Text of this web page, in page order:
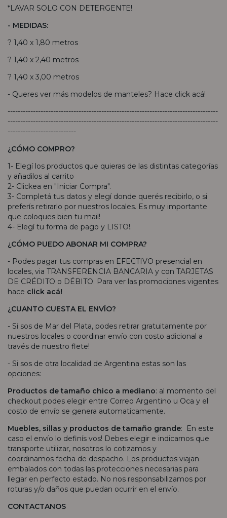
*LAVAR SOLO CON DETERGENTE!
- MEDIDAS:
? 1,40 x 1,80 metros
? 1,40 x 2,40 metros
? 1,40 x 3,00 metros
- Queres ver más modelos de manteles? Hace click acá!
-----------------------------------------------------------------------------------
-----------------------------------------------------------------------------------
---------------------------
¿CÓMO COMPRO?
1- Elegí los productos que quieras de las distintas categorías
y añadilos al carrito
2- Clickea en "Iniciar Compra".
3- Completá tus datos y elegí donde querés recibirlo, o si
preferís retirarlo por nuestros locales. Es muy importante
que coloques bien tu mail!
4- Elegí tu forma de pago y LISTO!.
¿CÓMO PUEDO ABONAR MI COMPRA?
- Podes pagar tus compras en EFECTIVO presencial en
locales, via TRANSFERENCIA BANCARIA y con TARJETAS
DE CRÉDITO o DÉBITO. Para ver las promociones vigentes
hace click acá!
¿CUANTO CUESTA EL ENVÍO?
- Si sos de Mar del Plata, podes retirar gratuitamente por
nuestros locales o coordinar envío con costo adicional a
través de nuestro flete!
- Si sos de otra localidad de Argentina estas son las
opciones:
Productos de tamaño chico a mediano: al momento del
checkout podes elegir entre Correo Argentino u Oca y el
costo de envío se genera automaticamente.
Muebles, sillas y productos de tamaño grande: En este
caso el envío lo definís vos! Debes elegir e indicarnos que
transporte utilizar, nosotros lo cotizamos y
coordinamos fecha de despacho. Los productos viajan
embalados con todas las protecciones necesarias para
llegar en perfecto estado. No nos responsabilizamos por
roturas y/o daños que puedan ocurrir en el envío.
CONTACTANOS